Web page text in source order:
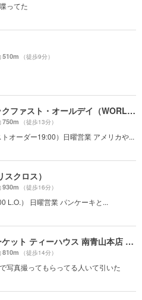
ってた
510m （徒歩9分）
ワールド・ブレックファスト・オールデイ（WORLD BREAKFAST ALLDAY）
750m （徒歩13分）
オーダー19:00）日曜営業 アメリカや...
クロス）
930m （徒歩16分）
L.O.） 日曜営業 パンケーキと...
青山フラワーマーケット ティーハウス 南青山本店 （Aoyama Flower Market TEA HOUSE）
810m （徒歩14分）
写真撮ってもらってる人いて引いた